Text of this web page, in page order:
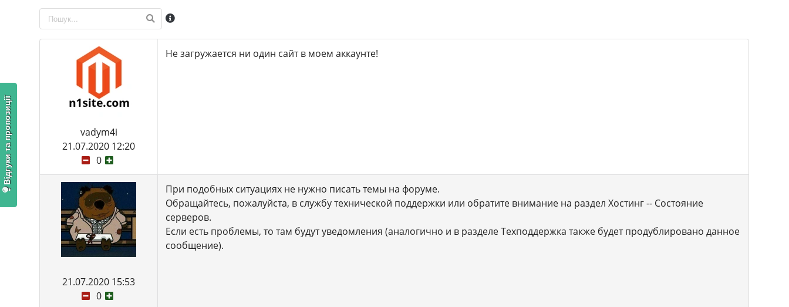
vadym4i
21.07.2020 12:20
0
Не загружается ни один сайт в моем аккаунте!
21.07.2020 15:53
0
При подобных ситуациях не нужно писать темы на форуме.
Обращайтесь, пожалуйста, в службу технической поддержки или обратите внимание на раздел Хостинг -- Состояние
серверов.
Если есть проблемы, то там будут уведомления (аналогично и в разделе Техподдержка также будет продублировано данное
сообщение).
Відгуки та пропозиції